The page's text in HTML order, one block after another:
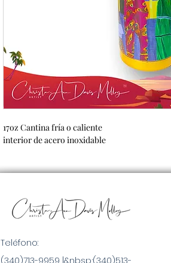
17oz Cantina fría o caliente
interior de acero inoxidable
Teléfono: